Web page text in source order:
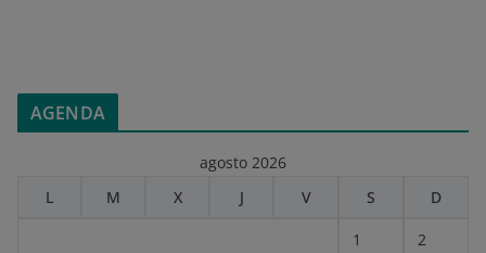
AGENDA
agosto 2026
L
M X J V S D
1 2